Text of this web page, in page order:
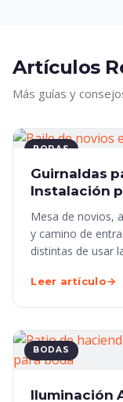
Artículos
Más guías y
BODAS
Guirnaldas
Instalación
Mesa de novios,
y camino de
distintas de usar
Leer artículo→
BODAS
Iluminación